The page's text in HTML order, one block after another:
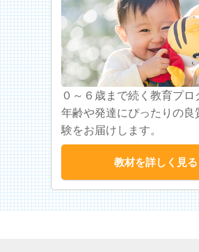
０～６歳まで続く教育プロ
年齢や発達にぴったりの良
験をお届けします。
教材を詳しく見る